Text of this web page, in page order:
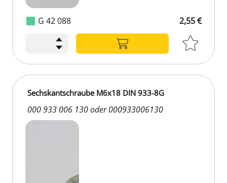
G 42 088 2,55 €
Sechskantschraube M6x18 DIN 933-8G
000 933 006 130 oder 000933006130